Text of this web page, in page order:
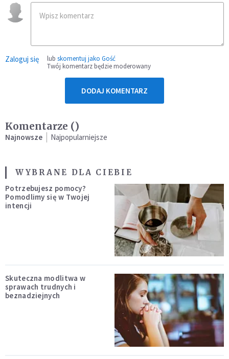
Zaloguj się lub skomentuj jako Gość
Twój komentarz będzie moderowany
DODAJ KOMENTARZ
Komentarze ()
Najnowsze Najpopularniejsze
WYBRANE DLA CIEBIE
Potrzebujesz pomocy?
Pomodlimy się w Twojej
intencji
Skuteczna modlitwa w
sprawach trudnych i
beznadziejnych